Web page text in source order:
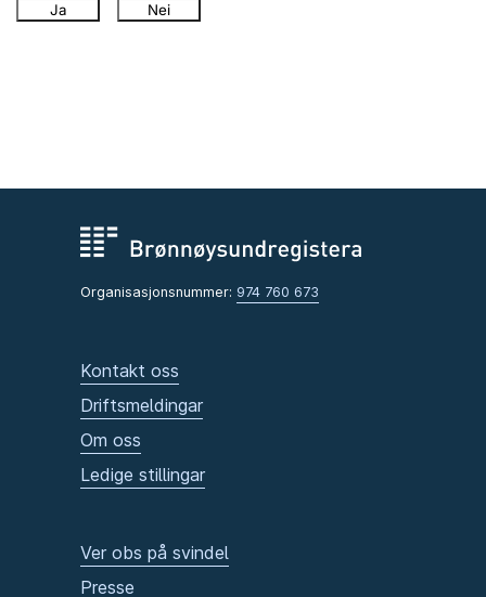
Ja Nei
Organisasjonsnummer: 974 760 673
Kontakt oss
Driftsmeldingar
Om oss
Ledige stillingar
Ver obs på svindel
Presse